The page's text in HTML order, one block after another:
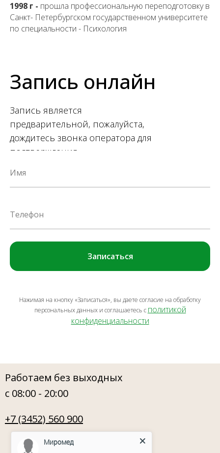
1998 г - прошла профессиональную переподготовку в
Санкт- Петербургском государственном университете
по специальности - Психология
Запись онлайн
Запись является
предварительной, пожалуйста,
дождитесь звонка оператора для
подтверждения.
Имя
Телефон
Записаться
Нажимая на кнопку «Записаться», вы даете согласие на обработку
персональных данных и соглашаетесь c политикой
конфиденциальности
+7 (3452) 560 900
Работаем без выходных
с 08:00 - 20:00
Миромед